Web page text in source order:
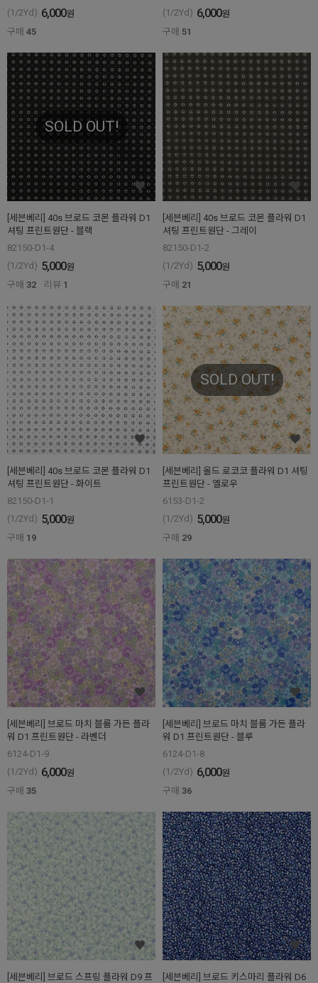
(1/2Yd) 6,000원
구매 45
(1/2Yd) 6,000원
구매 51
SOLD OUT!
[세븐베리] 40s 브로드 코몬 플라워 D1
셔팅 프린트원단 - 블랙
82150-D1-4
(1/2Yd) 5,000원
구매 32 리뷰 1
[세븐베리] 40s 브로드 코몬 플라워 D1
셔팅 프린트원단 - 그레이
82150-D1-2
(1/2Yd) 5,000원
구매 21
[세븐베리] 40s 브로드 코몬 플라워 D1
셔팅 프린트원단 - 화이트
82150-D1-1
(1/2Yd) 5,000원
구매 19
SOLD OUT!
[세븐베리] 올드 로코코 플라워 D1 셔팅
프린트원단 - 옐로우
6153-D1-2
(1/2Yd) 5,000원
구매 29
[세븐베리] 브로드 마치 블룸 가든 플라
워 D1 프린트원단 - 라벤더
6124-D1-9
(1/2Yd) 6,000원
구매 35
[세븐베리] 브로드 마치 블룸 가든 플라
워 D1 프린트원단 - 블루
6124-D1-8
(1/2Yd) 6,000원
구매 36
[세븐베리] 브로드 스프링 플라워 D9 프
[세븐베리] 브로드 키스마리 플라워 D6